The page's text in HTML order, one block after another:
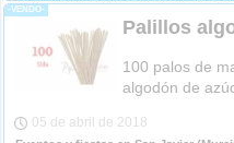
-VENDO-
Palillos
100 palos de
algodón de
05 de abril de 2018